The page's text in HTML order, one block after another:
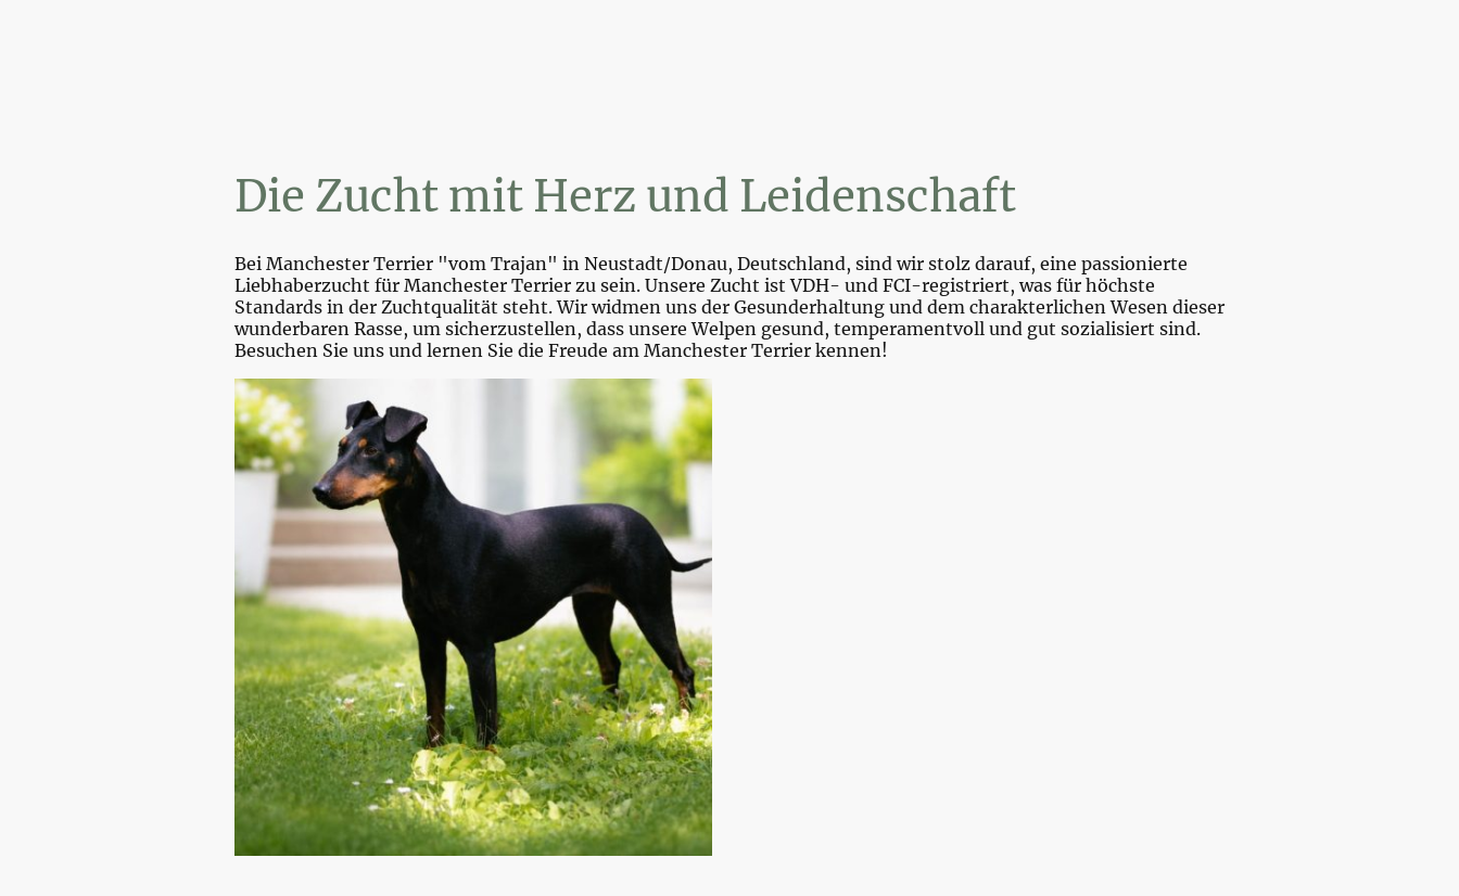
Die Zucht mit Herz und Leidenschaft
Bei Manchester Terrier "vom Trajan" in Neustadt/Donau, Deutschland, sind wir stolz darauf, eine passionierte
Liebhaberzucht für Manchester Terrier zu sein. Unsere Zucht ist VDH- und FCI-registriert, was für höchste
Standards in der Zuchtqualität steht. Wir widmen uns der Gesunderhaltung und dem charakterlichen Wesen dieser
wunderbaren Rasse, um sicherzustellen, dass unsere Welpen gesund, temperamentvoll und gut sozialisiert sind.
Besuchen Sie uns und lernen Sie die Freude am Manchester Terrier kennen!